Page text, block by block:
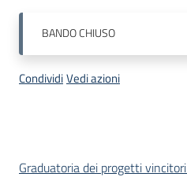
Piani
Progetti
Mediateca
BANDOCHIUSO
CondividiVedi azioni
Descrizione
Graduatoria dei progetti vincitori